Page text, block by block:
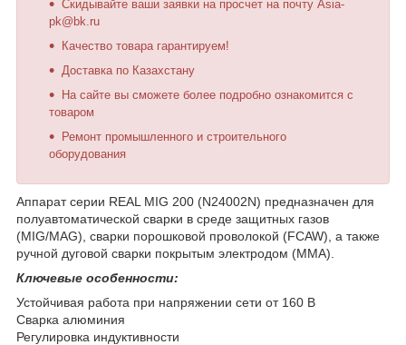
Скидывайте ваши заявки на просчет на почту Asia-
pk@bk.ru
Качество товара гарантируем!
Доставка по Казахстану
На сайте вы сможете более подробно ознакомится с
товаром
Ремонт промышленного и строительного
оборудования
Aппарат серии REAL MIG 200 (N24002N) предназначен для
полуавтоматической сварки в среде защитных газов
(MIG/MAG), сварки порошковой проволокой (FCAW), а также
ручной дуговой сварки покрытым электродом (ММА).
Ключевые особенности:
Устойчивая работа при напряжении сети от 160 В
Сварка алюминия
Регулировка индуктивности